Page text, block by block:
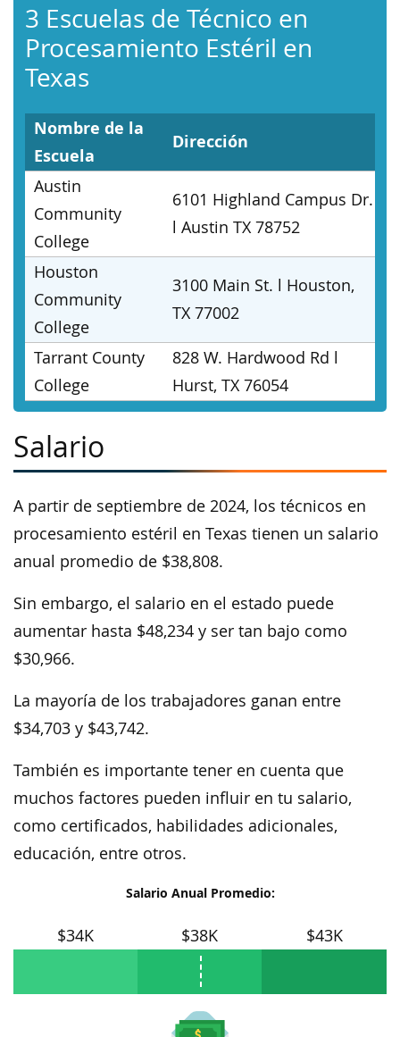
3 Escuelas de Técnico en
Procesamiento Estéril en
Texas
Nombre de la
Escuela
Dirección
Austin
Community
College
6101 Highland Campus Dr.
l Austin TX 78752
Houston
Community
College
3100 Main St. l Houston,
TX 77002
Tarrant County
College
828 W. Hardwood Rd l
Hurst, TX 76054
Salario
A partir de septiembre de 2024, los técnicos en
procesamiento estéril en Texas tienen un salario
anual promedio de $38,808.
Sin embargo, el salario en el estado puede
aumentar hasta $48,234 y ser tan bajo como
$30,966.
La mayoría de los trabajadores ganan entre
$34,703 y $43,742.
También es importante tener en cuenta que
muchos factores pueden influir en tu salario,
como certificados, habilidades adicionales,
educación, entre otros.
Salario Anual Promedio:
$34K $38K $43K